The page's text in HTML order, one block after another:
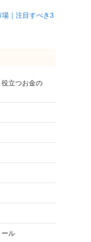
｜注目すべき3
役立つお金の
ル